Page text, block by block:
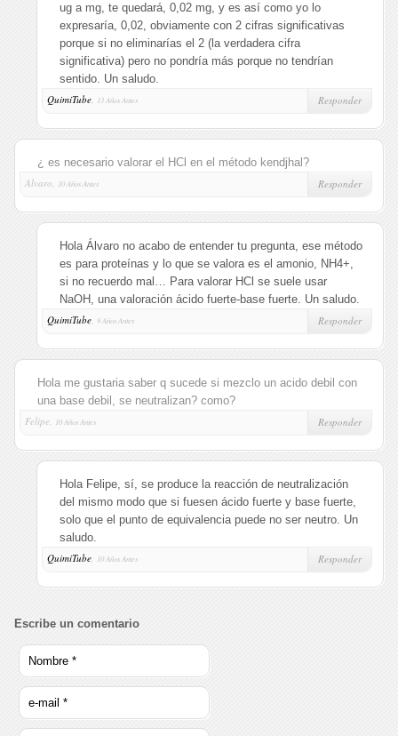
ug a mg, te quedará, 0,02 mg, y es así como yo lo
expresaría, 0,02, obviamente con 2 cifras significativas
porque si no eliminarías el 2 (la verdadera cifra
significativa) pero no pondría más porque no tendrían
sentido. Un saludo.
QuimiTube, 13 Años Antes Responder
¿ es necesario valorar el HCl en el método kendjhal?
Alvaro,
10 Años Antes Responder
Hola Álvaro no acabo de entender tu pregunta, ese método
es para proteínas y lo que se valora es el amonio, NH4+,
si no recuerdo mal… Para valorar HCl se suele usar
NaOH, una valoración ácido fuerte-base fuerte. Un saludo.
QuimiTube, 9 Años Antes Responder
Hola me gustaria saber q sucede si mezclo un acido debil con
una base debil, se neutralizan? como?
Felipe,
10 Años Antes Responder
Hola Felipe, sí, se produce la reacción de neutralización
del mismo modo que si fuesen ácido fuerte y base fuerte,
solo que el punto de equivalencia puede no ser neutro. Un
saludo.
QuimiTube, 10 Años Antes Responder
Escribe un comentario